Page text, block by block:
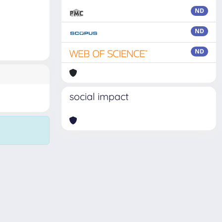
ND
ND
ND
social impact